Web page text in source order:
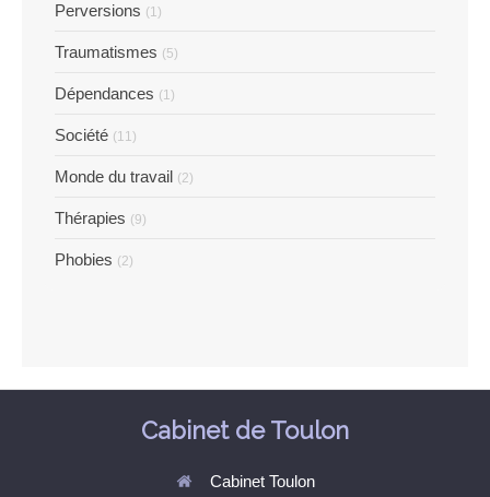
Perversions (1)
Traumatismes (5)
Dépendances (1)
Société (11)
Monde du travail (2)
Thérapies (9)
Phobies (2)
Cabinet de Toulon
Cabinet Toulon